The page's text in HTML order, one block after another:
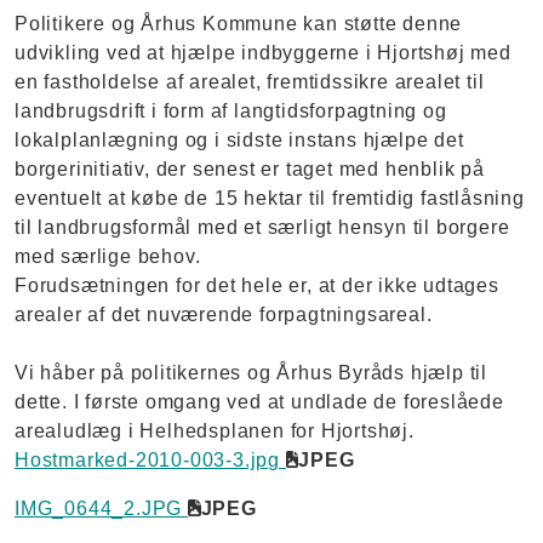
Politikere og Århus Kommune kan støtte denne
udvikling ved at hjælpe indbyggerne i Hjortshøj med
en fastholdelse af arealet, fremtidssikre arealet til
landbrugsdrift i form af langtidsforpagtning og
lokalplanlægning og i sidste instans hjælpe det
borgerinitiativ, der senest er taget med henblik på
eventuelt at købe de 15 hektar til fremtidig fastlåsning
til landbrugsformål med et særligt hensyn til borgere
med særlige behov.
Forudsætningen for det hele er, at der ikke udtages
arealer af det nuværende forpagtningsareal.
Vi håber på politikernes og Århus Byråds hjælp til
dette. I første omgang ved at undlade de foreslåede
arealudlæg i Helhedsplanen for Hjortshøj.
Hostmarked-2010-003-3.jpg
JPEG
IMG_0644_2.JPG JPEG